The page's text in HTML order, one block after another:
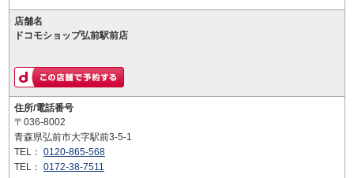
店舗名
ドコモショップ弘前駅前店
住所/電話番号
〒036-8002
青森県弘前市大字駅前3-5-1
TEL： 0120-865-568
TEL： 0172-38-7511